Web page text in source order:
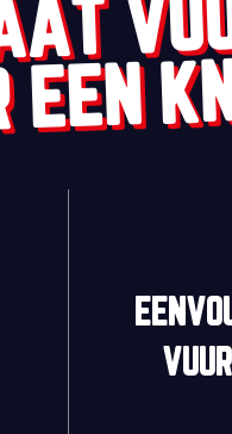
EEN